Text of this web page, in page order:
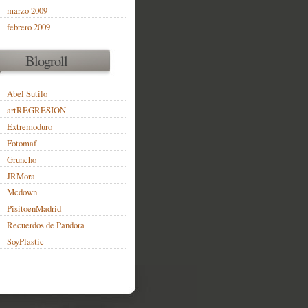
marzo 2009
febrero 2009
Blogroll
Abel Sutilo
artREGRESION
Extremoduro
Fotomaf
Gruncho
JRMora
Mcdown
PisitoenMadrid
Recuerdos de Pandora
SoyPlastic